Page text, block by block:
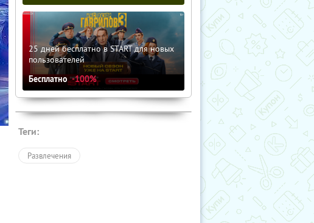
25 дней бесплатно в START для новых
пользователей
Бесплатно -100%
Теги:
Развлечения